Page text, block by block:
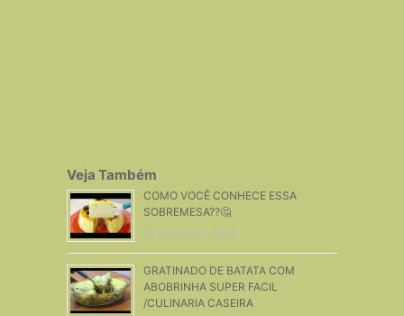
Veja Também
COMO VOCÊ CONHECE ESSA
SOBREMESA??🤔
19 Novembro, 2019
GRATINADO DE BATATA COM
ABOBRINHA SUPER FACIL
/CULINARIA CASEIRA